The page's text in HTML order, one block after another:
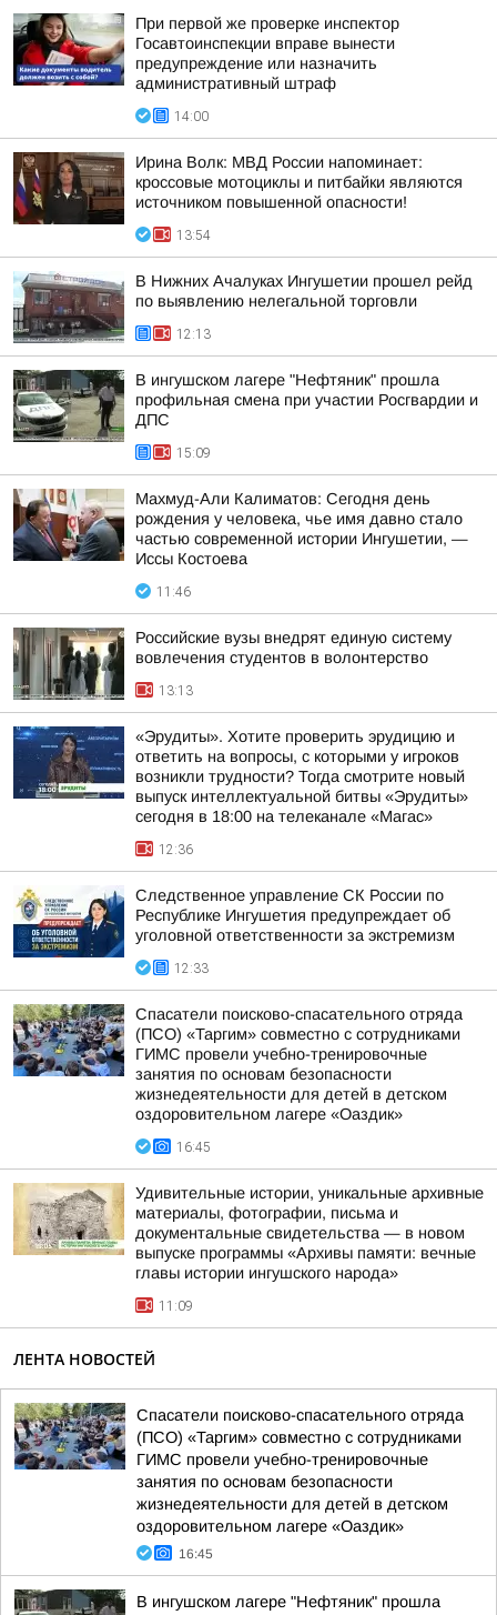
При первой же проверке инспектор
Госавтоинспекции вправе вынести
предупреждение или назначить
административный штраф
14:00
Ирина Волк: МВД России напоминает:
кроссовые мотоциклы и питбайки являются
источником повышенной опасности!
13:54
В Нижних Ачалуках Ингушетии прошел рейд
по выявлению нелегальной торговли
12:13
В ингушском лагере "Нефтяник" прошла
профильная смена при участии Росгвардии и
ДПС
15:09
Махмуд-Али Калиматов: Сегодня день
рождения у человека, чье имя давно стало
частью современной истории Ингушетии, —
Иссы Костоева
11:46
Российские вузы внедрят единую систему
вовлечения студентов в волонтерство
13:13
«Эрудиты». Хотите проверить эрудицию и
ответить на вопросы, с которыми у игроков
возникли трудности? Тогда смотрите новый
выпуск интеллектуальной битвы «Эрудиты»
сегодня в 18:00 на телеканале «Магас»
12:36
Следственное управление СК России по
Республике Ингушетия предупреждает об
уголовной ответственности за экстремизм
12:33
Спасатели поисково-спасательного отряда
(ПСО) «Таргим» совместно с сотрудниками
ГИМС провели учебно-тренировочные
занятия по основам безопасности
жизнедеятельности для детей в детском
оздоровительном лагере «Оаздик»
16:45
Удивительные истории, уникальные архивные
материалы, фотографии, письма и
документальные свидетельства — в новом
выпуске программы «Архивы памяти: вечные
главы истории ингушского народа»
11:09
ЛЕНТА НОВОСТЕЙ
Спасатели поисково-спасательного отряда
(ПСО) «Таргим» совместно с сотрудниками
ГИМС провели учебно-тренировочные
занятия по основам безопасности
жизнедеятельности для детей в детском
оздоровительном лагере «Оаздик»
16:45
В ингушском лагере "Нефтяник" прошла